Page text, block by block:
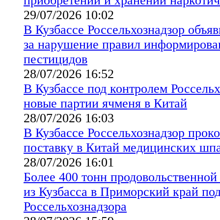
29/07/2026 10:02
В Кузбассе Россельхознадзор
за нарушение правил
пестицидов
28/07/2026 16:52
В Кузбассе под контролем
новые партии ячменя в Китай
28/07/2026 16:03
В Кузбассе Россельхознадзор
поставку в Китай медицинских
28/07/2026 16:01
Более 400 тонн
из Кузбасса в Приморский край
Россельхознадзора